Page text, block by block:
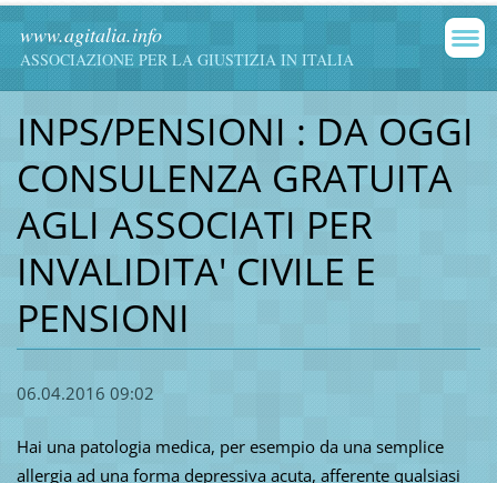
www.agitalia.info
ASSOCIAZIONE PER LA GIUSTIZIA IN ITALIA
INPS/PENSIONI : DA OGGI
CONSULENZA GRATUITA
AGLI ASSOCIATI PER
INVALIDITA' CIVILE E
PENSIONI
06.04.2016 09:02
Hai una patologia medica, per esempio da una semplice
allergia ad una forma depressiva acuta, afferente qualsiasi